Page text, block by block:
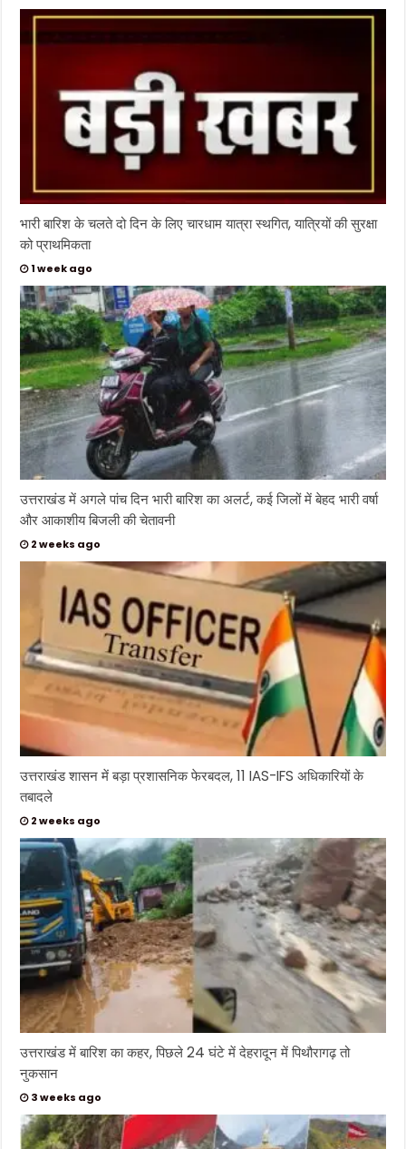
भारी बारिश के चलते दो दिन के लिए चारधाम यात्रा स्थगित, यात्रियों की सुरक्षा
को प्राथमिकता
1 week ago
उत्तराखंड में अगले पांच दिन भारी बारिश का अलर्ट, कई जिलों में बेहद भारी वर्षा
और आकाशीय बिजली की चेतावनी
2 weeks ago
उत्तराखंड शासन में बड़ा प्रशासनिक फेरबदल, 11 IAS-IFS अधिकारियों के
तबादले
2 weeks ago
उत्तराखंड में बारिश का कहर, पिछले 24 घंटे में देहरादून में पिथौरागढ़ तो
नुकसान
3 weeks ago